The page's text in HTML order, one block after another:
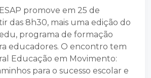
promove em 25 de
das 8h30, mais uma edição do
programa de formação
educadores. O encontro tem
Educação em Movimento:
para o sucesso escolar e